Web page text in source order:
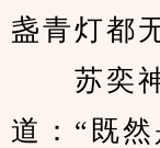
盏青灯都
苏奕神
道：“既